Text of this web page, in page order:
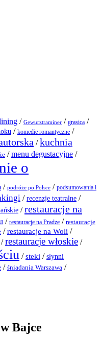
/ Gewurztraminer / grasica /
/ komedie romantyczne /
/kuchnia
/menu degustacyjne /
o
/ podróże po Polsce / podsumowania i
/recenzje teatralne /
/restauracje na
/ restauracje na Pradze / restauracje
/restauracje na Woli /
/restauracje włoskie /
/steki / słynni
/ śniadania Warszawa /
Bajce